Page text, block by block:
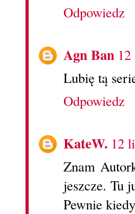
Odpowiedz
Agn Ban
Lubię tą
Odpowiedz
KateW. 12
Znam
jeszcze. Tu
Pewnie